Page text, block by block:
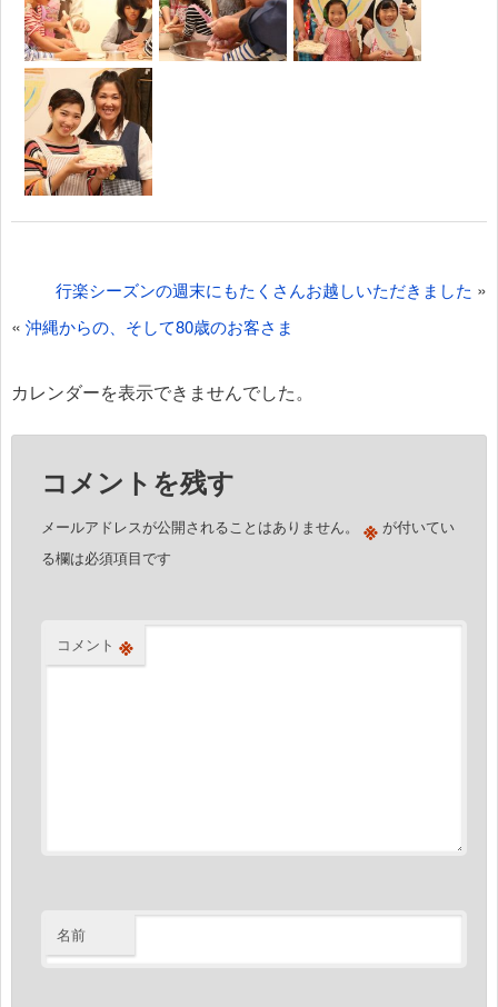
稿
ビ
行楽シーズンの週末にもたくさんお越しいただきました »
« 沖縄からの、そして80歳のお客さま
カレンダーを表示できませんでした。
コメントを残す
メールアドレスが公開されることはありません。 ※が付いてい
る欄は必須項目です
コメント ※
名前